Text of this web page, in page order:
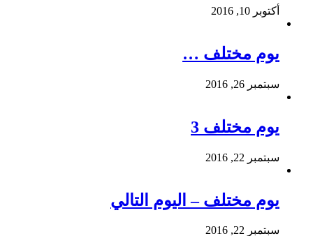
أكتوبر 10, 2016
يوم مختلف …
سبتمبر 26, 2016
يوم مختلف 3
سبتمبر 22, 2016
يوم مختلف – اليوم التالي
سبتمبر 22, 2016